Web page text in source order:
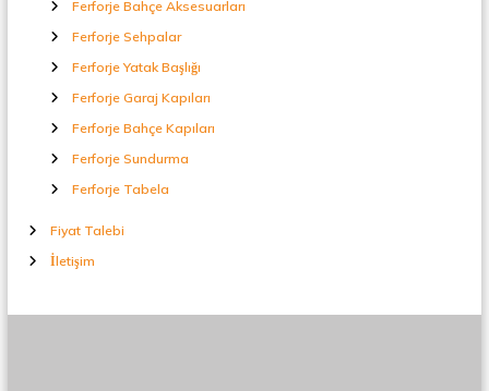
Ferforje Bahçe Aksesuarları
Ferforje Sehpalar
Ferforje Yatak Başlığı
Ferforje Garaj Kapıları
Ferforje Bahçe Kapıları
Ferforje Sundurma
Ferforje Tabela
Fiyat Talebi
İletişim